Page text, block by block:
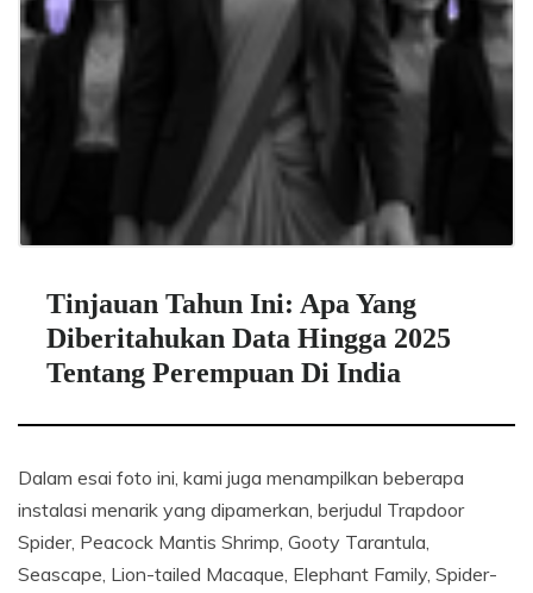
Tinjauan Tahun Ini: Apa Yang
Diberitahukan Data Hingga 2025
Tentang Perempuan Di India
Dalam esai foto ini, kami juga menampilkan beberapa
instalasi menarik yang dipamerkan, berjudul Trapdoor
Spider, Peacock Mantis Shrimp, Gooty Tarantula,
Seascape, Lion-tailed Macaque, Elephant Family, Spider-